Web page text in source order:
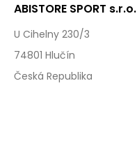
ABISTORE SPORT s.r.o.
U Cihelny 230/3
74801 Hlučín
Česká Republika